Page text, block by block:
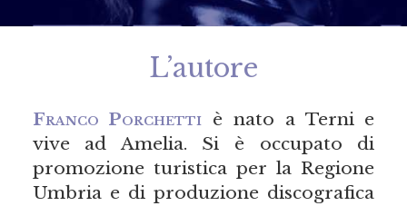
L’autore
Franco Porchetti è nato a Terni e
vive ad Amelia. Si è occupato di
promozione turistica per la Regione
Umbria e di produzione discografica